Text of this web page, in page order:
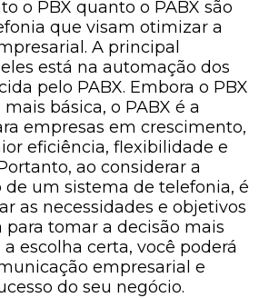
o PBX quanto o PABX são
que visam otimizar a
A principal
está na automação dos
pelo PABX. Embora o PBX
básica, o PABX é a
empresas em crescimento,
eficiência, flexibilidade e
ao considerar a
um sistema de telefonia, é
as necessidades e objetivos
para tomar a decisão mais
escolha certa, você poderá
empresarial e
do seu negócio.